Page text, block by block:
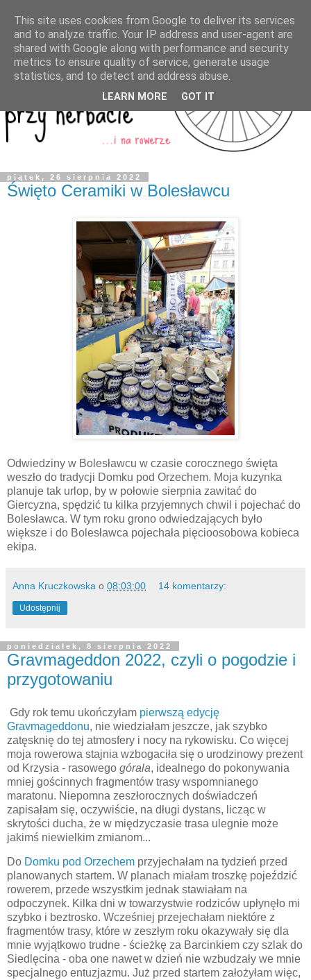
piątek, 26 sierpnia 2022
Święto Ceramiki w Bolesławcu
Odwiedziny w Bolesławcu w czasie corocznego święta
weszło do tradycji Domku pod Orzechem. Moja kuzynka
planuje tak urlop, by w połowie sierpnia zawitać do
Giercyzna, spędzić tu kilka przyjemnych chwil i pojechać do
Bolesławca. W tym roku grono odwiedzających było
większe i do Bolesławca pojechała pięcioosobowa kobieca
ekipa.
Anna Kruczkowska o 08:03:00 14 komentarzy:
Udostępnij
poniedziałek, 8 sierpnia 2022
Gravmageddon 2022, czyli o pogodzie i
przygotowaniu
Gdy rok temu ukończyłam pierwszą edycję
Gravmageddonu, nie wiedziałam jeszcze, jak szybko
zatęsknię do tej atmosfery i nocy na rykowisku. Co więcej
moja rowerowa stajnia wzbogaciła się o urodzinowy prezent
od Krzysia - rasowego górala, idealnego do pokonywania
mniej gościnnych fragmentów trasy wspomnianego
maratonu. Niepomna zeszłorocznych doświadczeń
zapisałam się, oczywiście, na długi dystans, licząc w
skrytości ducha, że w międzyczasie trasa ulegnie może
jakimś niewielkim zmianom...
Do Domku pod Orzechem przyjechałam na tydzień przed
planowanych startem. W planach miałam troszkę pojeździć
rowerem, przede wszystkim jednak stawiałam na
odpoczynek. Kilka dni w towarzystwie rodziców upłynęło mi
szybko i beztrosko. Wcześniej przejechałam niektóre z
fragmentów trasy, które w zeszłym roku okazywały się dla
mnie wyjątkowo trudne - ścieżkę za Barcinkiem czy szlak do
Siedlęcina - oba one nawet w dzień nie wzbudzały we mnie
specjalnego entuzjazmu. Już przed startem założyłam więc,
This site uses cookies from Google to deliver its services
and to analyze traffic. Your IP address and user-agent are
shared with Google along with performance and security
metrics to ensure quality of service, generate usage
statistics, and to detect and address abuse.
LEARN MORE GOT IT